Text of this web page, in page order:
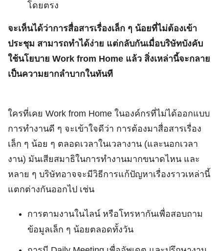
โดยตรง
จะเห็นได้ว่าการสื่อสารเรื่องเล็ก ๆ น้อยที่ไม่ต้องเข้า
ประชุม สามารถทำได้ง่าย แต่กลับกันเมื่อบริษัทบังคับ
ใช้นโยบาย Work from Home แล้ว สิ่งเหล่านี้จะกลาย
เป็นความยากลำบากในทันที
ใครที่เคย Work from Home ในองค์กรที่ไม่ได้ออกแบบ
การทำงานดี ๆ จะเข้าใจดีว่า การต้องมาสื่อสารเรื่อง
เล็ก ๆ น้อย ๆ ตลอดเวลาในเวลางาน (และนอกเวลา
งาน) มันเสียสมาธิในการทำงานมากขนาดไหน และ
หลาย ๆ บริษัทอาจจะมีวิธีการแก้ปัญหาเรื่องราวเหล่านี้
แตกต่างกันออกไป เช่น
การตามงานในไลน์ หรือโทรหากันเพื่อสอบถาม
ข้อมูลเล็ก ๆ น้อยตลอดทั้งวัน